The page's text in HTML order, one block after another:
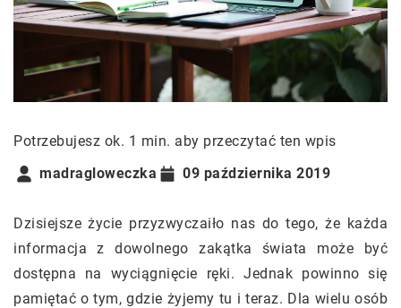
Potrzebujesz ok. 1 min. aby przeczytać ten wpis
madragloweczka
09 października 2019
Dzisiejsze życie przyzwyczaiło nas do tego, że każda
informacja z dowolnego zakątka świata może być
dostępna na wyciągnięcie ręki. Jednak powinno się
pamiętać o tym, gdzie żyjemy tu i teraz. Dla wielu osób